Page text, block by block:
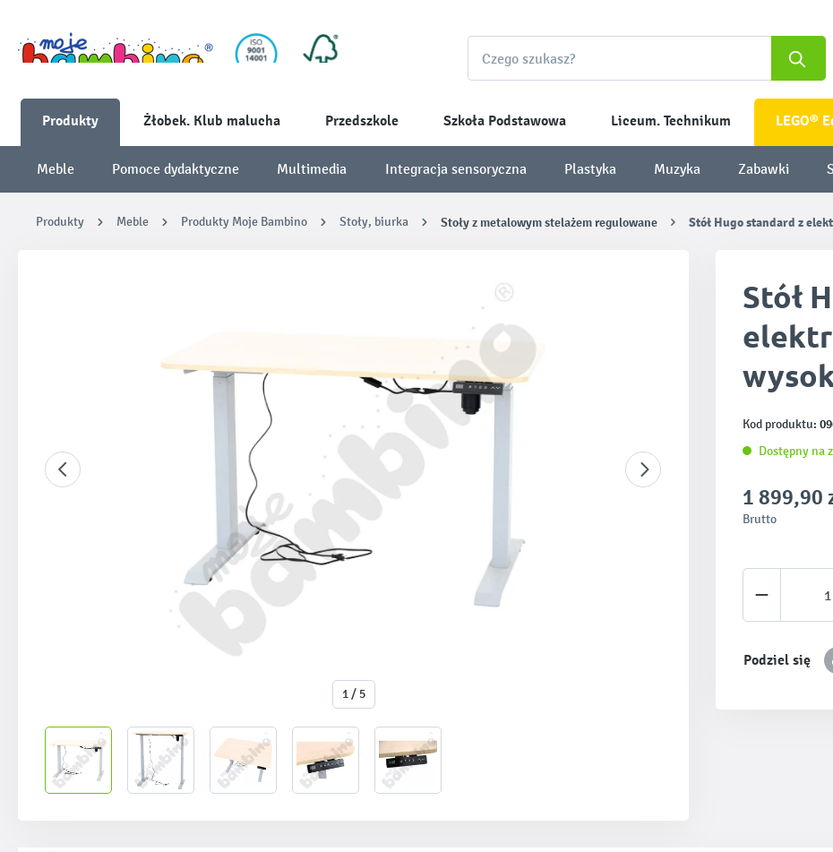
Produkty Żłobek. Klub malucha Przedszkole Szkoła Podstawowa Liceum. Technikum LEGO®
Meble Pomoce dydaktyczne Multimedia Integracja sensoryczna Plastyka Muzyka Zabawki
Produkty Meble Produkty Moje Bambino Stoły, biurka Stoły z metalowym stelażem regulowane Stół Hugo standard z
1 / 5
Stół
Kod produktu:
Dostępny na
1 899,90
Brutto
Ilość
Podziel się